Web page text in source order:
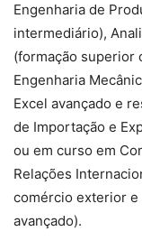
Engenharia de
intermediário),
(formação superior
Engenharia
Excel avançado e
de Importação e
ou em curso em
Relações
comércio exterior
avançado).